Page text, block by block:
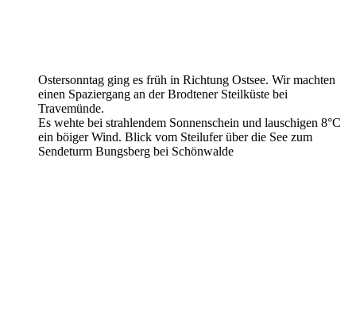
Ostersonntag ging es früh in Richtung Ostsee. Wir machten
einen Spaziergang an der Brodtener Steilküste bei
Travemünde.
Es wehte bei strahlendem Sonnenschein und lauschigen 8°C
ein böiger Wind. Blick vom Steilufer über die See zum
Sendeturm Bungsberg bei Schönwalde